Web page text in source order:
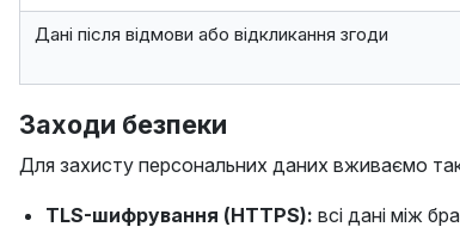
Дані після відмови або відкликання згоди
Заходи безпеки
Для захисту персональних даних вживаємо
TLS-шифрування (HTTPS): всі дані між